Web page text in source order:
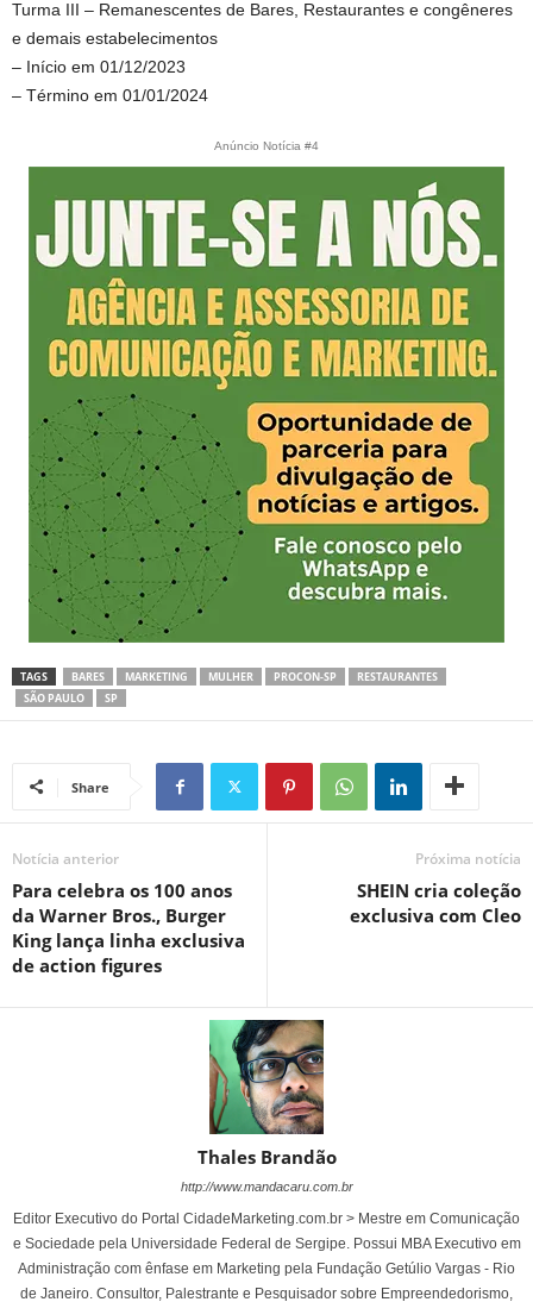
Turma III – Remanescentes de Bares, Restaurantes e congêneres
e demais estabelecimentos
– Início em 01/12/2023
– Término em 01/01/2024
Anúncio Notícia #4
TAGS BARES MARKETING MULHER PROCON-SP
RESTAURANTES
SÃO PAULO
SP
Share
Notícia anterior
Para celebra os 100 anos
da Warner Bros., Burger
King lança linha exclusiva
de action figures
Próxima notícia
SHEIN cria coleção
exclusiva com Cleo
Thales Brandão
http://www.mandacaru.com.br
Editor Executivo do Portal CidadeMarketing.com.br > Mestre em Comunicação
e Sociedade pela Universidade Federal de Sergipe. Possui MBA Executivo em
Administração com ênfase em Marketing pela Fundação Getúlio Vargas - Rio
de Janeiro. Consultor, Palestrante e Pesquisador sobre Empreendedorismo,